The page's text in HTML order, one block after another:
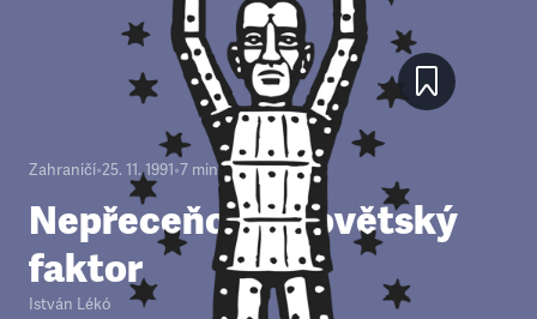
Zahraničí•25. 11. 1991•7 minut
Nepřeceňovat sovětský
faktor
István Lékó